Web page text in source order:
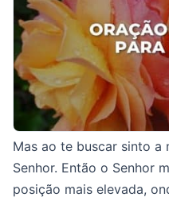
Mas ao te buscar sinto a
Senhor. Então o Senhor
posição mais elevada,